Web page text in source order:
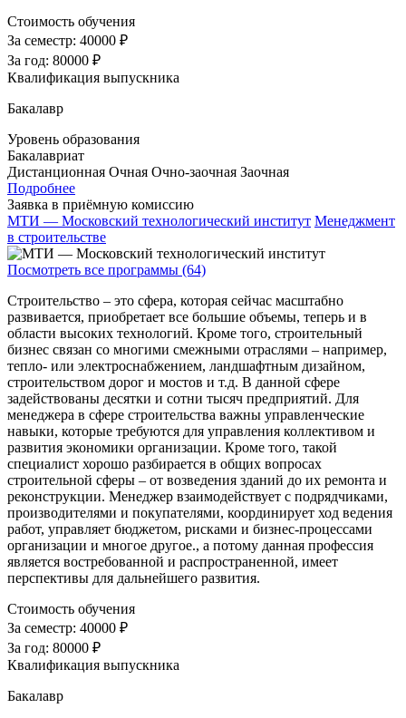
Стоимость обучения
За семестр: 40000 ₽
За год: 80000 ₽
Квалификация выпускника
Бакалавр
Уровень образования
Бакалавриат
Дистанционная Очная Очно-заочная Заочная
Подробнее
Заявка в приёмную комиссию
МТИ — Московский технологический институт Менеджмент
в строительстве
Посмотреть все программы (64)
Строительство – это сфера, которая сейчас масштабно
развивается, приобретает все большие объемы, теперь и в
области высоких технологий. Кроме того, строительный
бизнес связан со многими смежными отраслями – например,
тепло- или электроснабжением, ландшафтным дизайном,
строительством дорог и мостов и т.д. В данной сфере
задействованы десятки и сотни тысяч предприятий. Для
менеджера в сфере строительства важны управленческие
навыки, которые требуются для управления коллективом и
развития экономики организации. Кроме того, такой
специалист хорошо разбирается в общих вопросах
строительной сферы – от возведения зданий до их ремонта и
реконструкции. Менеджер взаимодействует с подрядчиками,
производителями и покупателями, координирует ход ведения
работ, управляет бюджетом, рисками и бизнес-процессами
организации и многое другое., а потому данная профессия
является востребованной и распространенной, имеет
перспективы для дальнейшего развития.
Стоимость обучения
За семестр: 40000 ₽
За год: 80000 ₽
Квалификация выпускника
Бакалавр